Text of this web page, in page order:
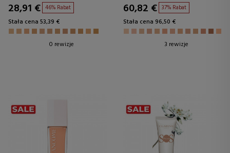
28,91 € 46% Rabat
Stała cena 53,39 €
0 rewizje
60,82 € 37% Rabat
Stała cena 96,50 €
3 rewizje